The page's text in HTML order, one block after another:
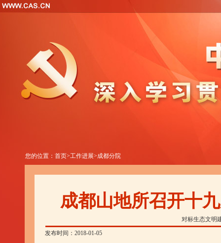
您的位置： 首页>工作进展>成都分院
成都山地所召开十
对标生态文明
发布时间：2018-01-05